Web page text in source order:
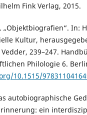
Fink Verlag, 2015.
„Objektbiografien“. In:
Kultur,
239–247.
Philologie 6.
10.1515/
autobiographische
ein